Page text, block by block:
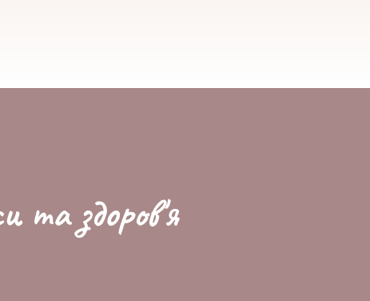
та здоров'я